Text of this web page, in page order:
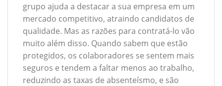
grupo ajuda a destacar a sua empresa em um
mercado competitivo, atraindo candidatos de
qualidade. Mas as razões para contratá-lo vão
muito além disso. Quando sabem que estão
protegidos, os colaboradores se sentem mais
seguros e tendem a faltar menos ao trabalho,
reduzindo as taxas de absenteísmo, e são